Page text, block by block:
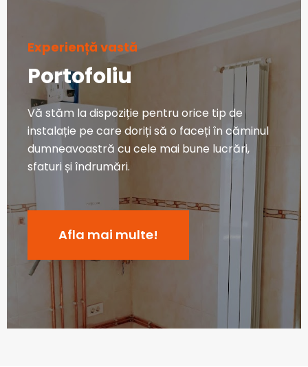
Experiență vastă
Portofoliu
Vă stăm la dispoziție pentru orice tip de
instalație pe care doriți să o faceți în căminul
dumneavoastră cu cele mai bune lucrări,
sfaturi și îndrumări.
Afla mai multe!